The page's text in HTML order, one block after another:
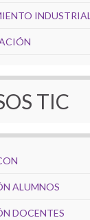
INDUSTRIAL
TIC
ALUMNOS
DOCENTES